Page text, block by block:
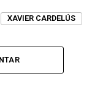
XAVIER CARDELÚS